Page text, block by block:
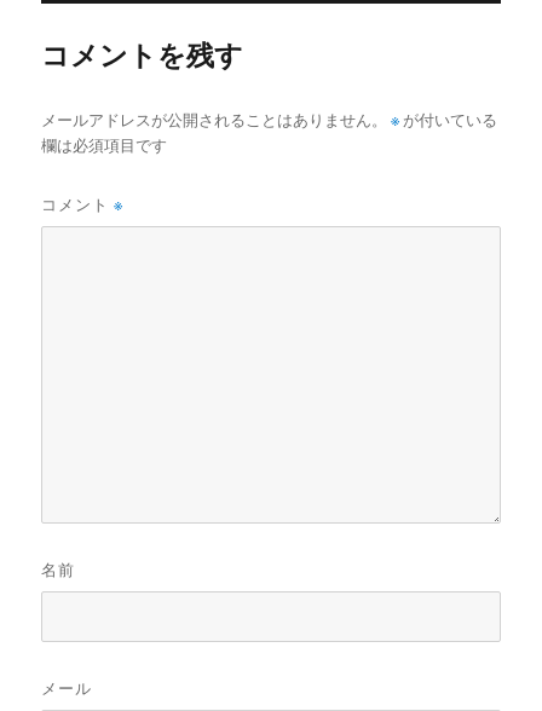
コメントを残す
メールアドレスが公開されることはありません。 ※ が付いている
欄は必須項目です
コメント※
名前
メール